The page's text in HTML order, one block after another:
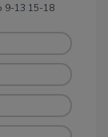
9-13 15-18